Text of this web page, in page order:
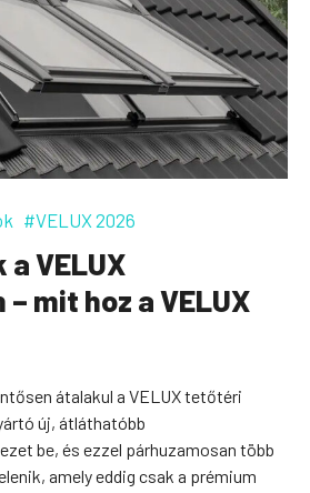
#VELUX 2026
VELUX
mit hoz a VELUX
átalakul a VELUX tetőtéri
új, átláthatóbb
be, és ezzel párhuzamosan több
amely eddig csak a prémium